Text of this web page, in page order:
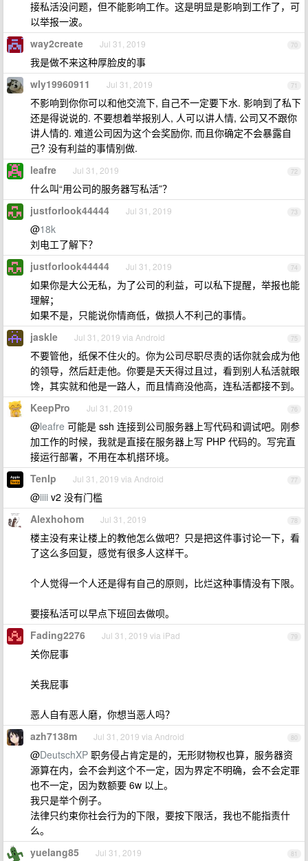
接私活没问题，但不能影响工作。这是明显是影响到工作了，可
以举报一波。
70
way2create Jul 31, 2019
我是做不来这种厚脸皮的事
71
wly19960911 Jul 31, 2019
不影响到你你可以和他交流下, 自己不一定要下水. 影响到了私下
还是得说说的. 不要想着举报别人, 人可以讲人情, 公司又不跟你
讲人情的. 难道公司因为这个会奖励你, 而且你确定不会暴露自
己? 没有利益的事情别做.
72
leafre Jul 31, 2019
什么叫“用公司的服务器写私活”？
73
justforlook44444 Jul 31, 2019
@18k
刘电工了解下？
74
justforlook44444 Jul 31, 2019
如果你是大公无私，为了公司的利益，可以私下提醒，举报也能
理解；
如果不是，只能说你情商低，做损人不利己的事情。
75
jaskle Jul 31, 2019 via Android
不要管他，纸保不住火的。你为公司尽职尽责的话你就会成为他
的领导，然后赶走他。你要是天天得过且过，看到别人私活就眼
馋，其实就和他是一路人，而且情商没他高，连私活都接不到。
76
KeepPro Jul 31, 2019
@leafre 可能是 ssh 连接到公司服务器上写代码和调试吧。刚参
加工作的时候，我就是直接在服务器上写 PHP 代码的。写完直
接运行部署，不用在本机搭环境。
77
Tenlp Jul 31, 2019 via Android
@iiii v2 没有门槛
78
Alexhohom Jul 31, 2019
楼主没有来让楼上的教他怎么做吧？只是把这件事讨论一下，看
了这么多回复，感觉有很多人这样干。
个人觉得一个人还是得有自己的原则，比烂这种事情没有下限。
要接私活可以早点下班回去做呗。
79
Fading2276 Jul 31, 2019 via iPad
关你屁事
关我屁事
恶人自有恶人磨，你想当恶人吗？
80
azh7138m Jul 31, 2019 via Android
@DeutschXP 职务侵占肯定是的，无形财物权也算，服务器资
源算在内，会不会判这个不一定，因为界定不明确，会不会定罪
也不一定，因为数额要 6w 以上。
我只是举个例子。
法律只约束你社会行为的下限，要按下限活，我也不能指责什
么。
81
yuelang85 Jul 31, 2019